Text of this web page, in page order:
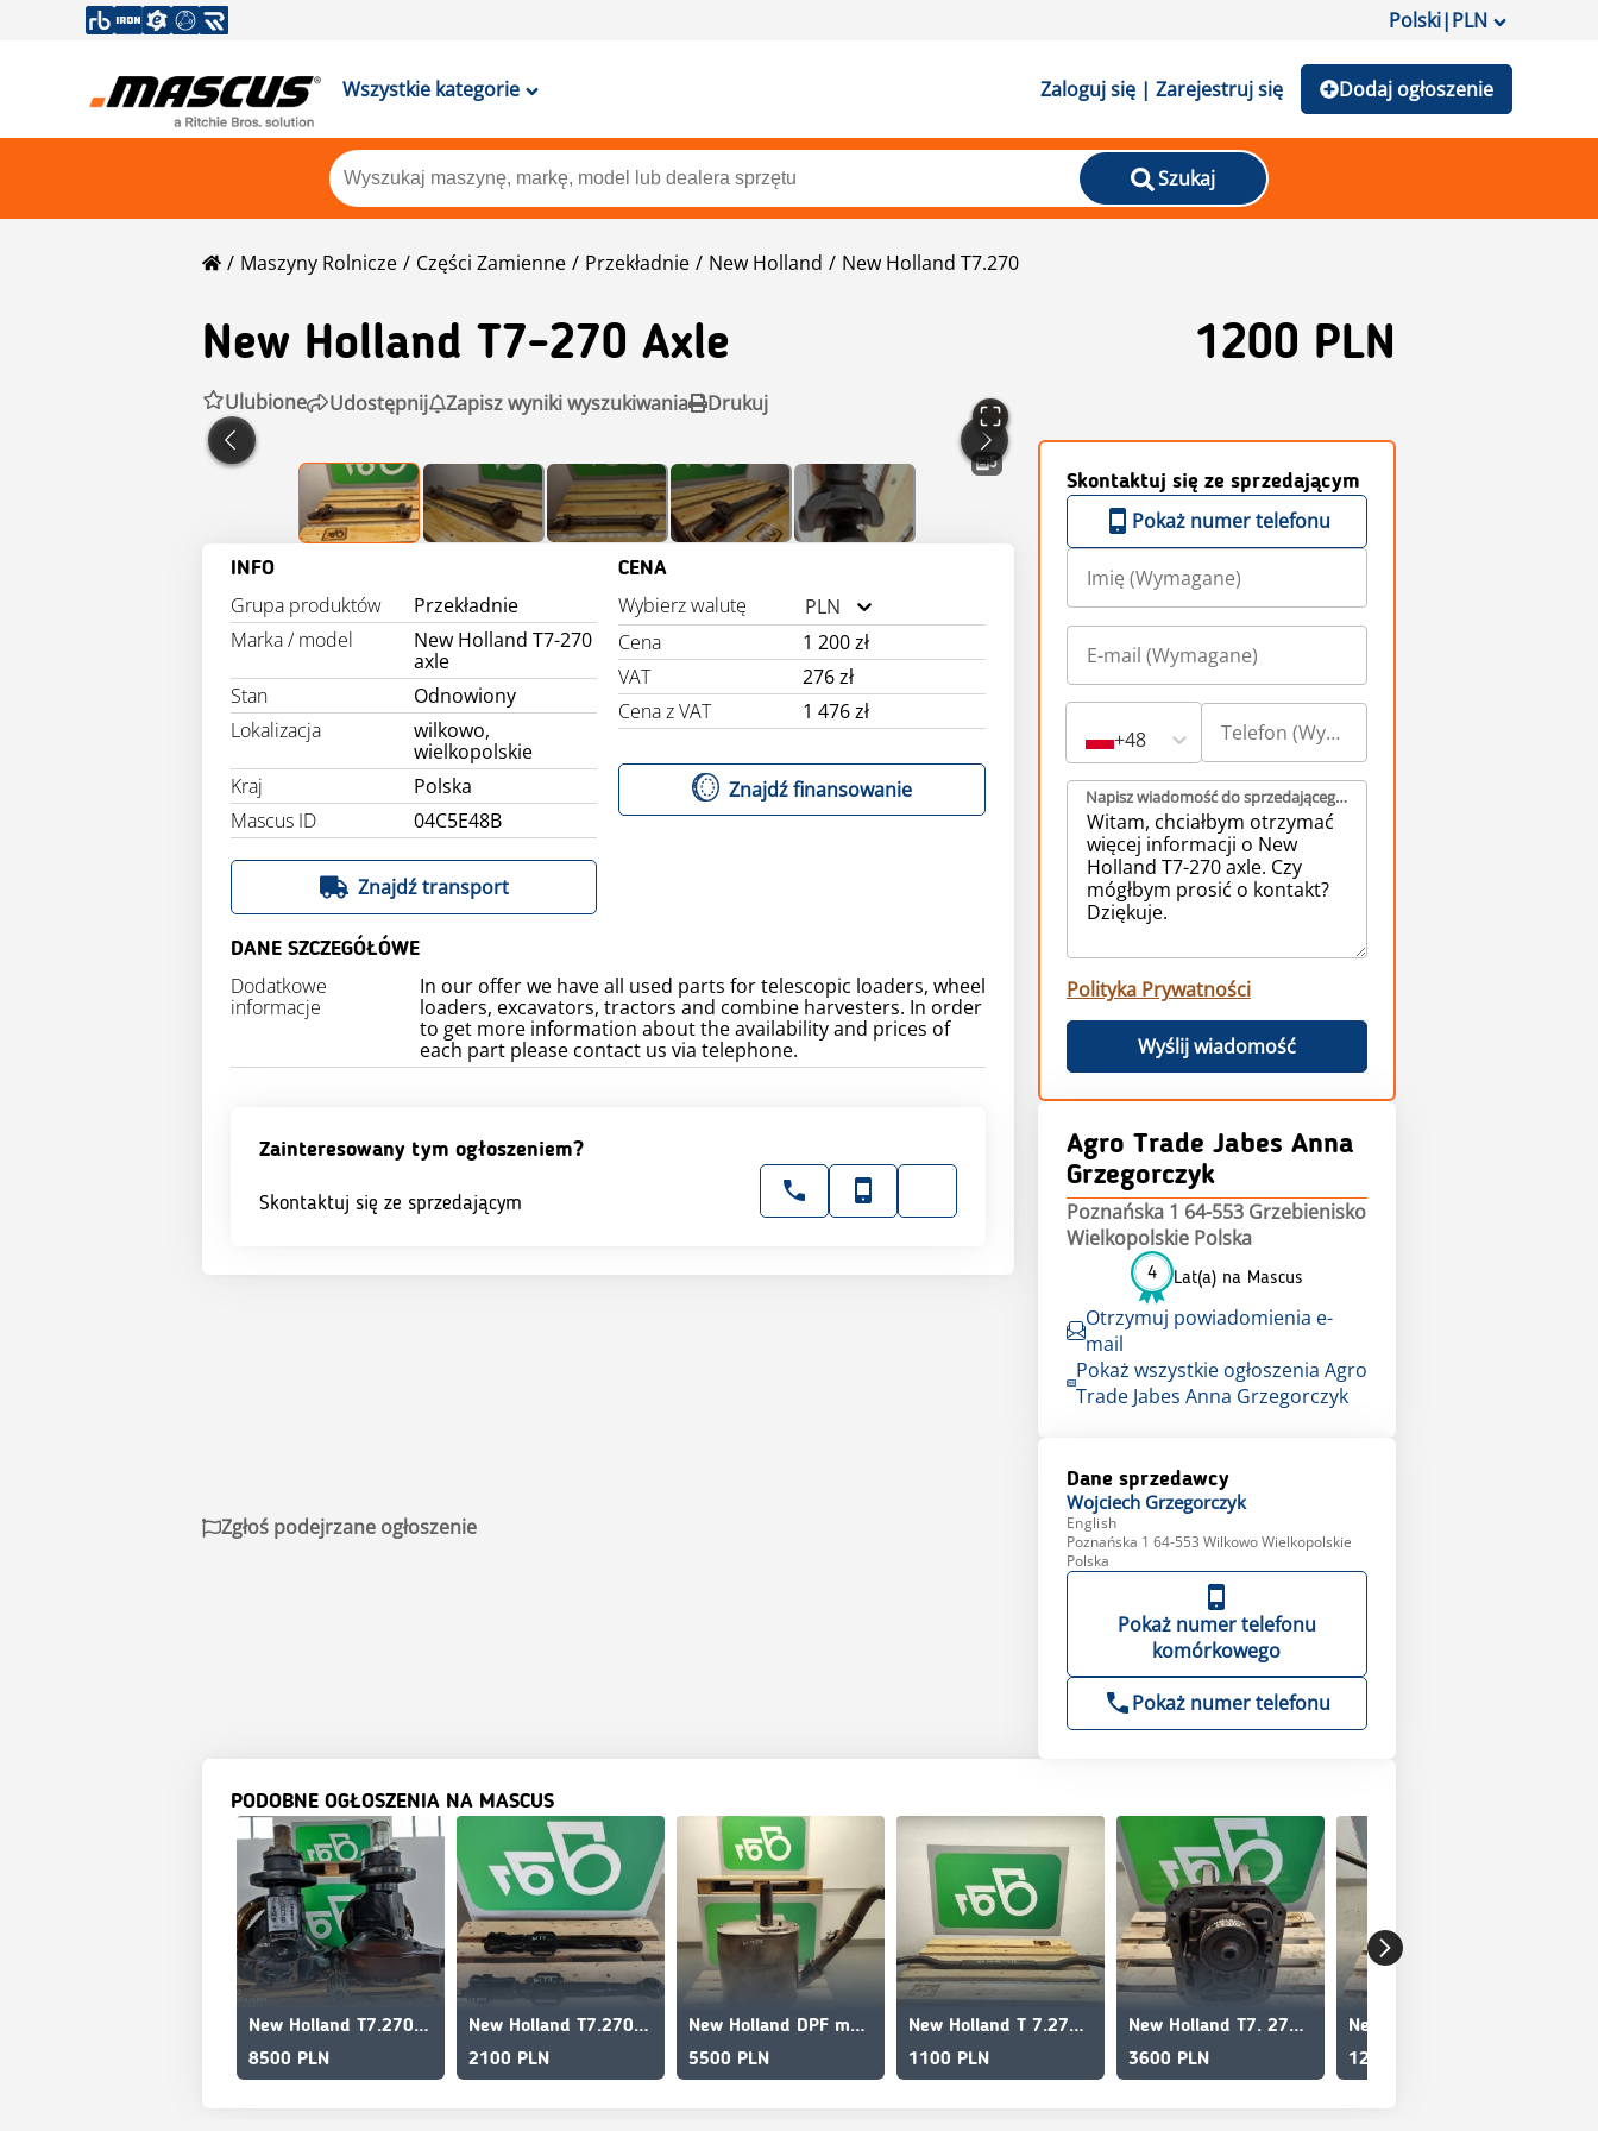
Polski|PLN
Wszystkie kategorie Zaloguj się | Zarejestruj się Dodaj ogłoszenie
Szukaj
Maszyny Rolnicze Części Zamienne Przekładnie New Holland New Holland T7.270
New Holland T7-270 Axle 1200 PLN
Ulubione Udostępnij Zapisz wyniki wyszukiwania Drukuj
5
INFO
Grupa produktów
Przekładnie
Marka / model
New Holland T7-270
axle
Stan
Odnowiony
Lokalizacja
wilkowo,
wielkopolskie
Kraj
Polska
Mascus ID
04C5E48B
CENA
Wybierz walutę
PLN
Cena
1 200 zł
VAT
276 zł
Cena z VAT
1 476 zł
Znajdź finansowanie
Znajdź transport
DANE SZCZEGÓŁÓWE
Dodatkowe
informacje
In our offer we have all used parts for telescopic loaders, wheel
loaders, excavators, tractors and combine harvesters. In order
to get more information about the availability and prices of
each part please contact us via telephone.
Zainteresowany tym ogłoszeniem?
Skontaktuj się ze sprzedającym
Skontaktuj się ze sprzedającym
Pokaż numer telefonu
+48
Napisz wiadomość do sprzedającego (Wymagane)
Polityka Prywatności
Wyślij wiadomość
Agro Trade Jabes Anna
Grzegorczyk
Poznańska 1 64-553 Grzebienisko
Wielkopolskie Polska
4 Lat(a) na Mascus
Otrzymuj powiadomienia e-
mail
Pokaż wszystkie ogłoszenia Agro
Trade Jabes Anna Grzegorczyk
Dane sprzedawcy
Wojciech Grzegorczyk
English
Poznańska 1 64-553 Wilkowo Wielkopolskie
Polska
Pokaż numer telefonu
komórkowego
Pokaż numer telefonu
Zgłoś podejrzane ogłoszenie
PODOBNE OGŁOSZENIA NA MASCUS
New Holland T7.270 Complete reduction gear 47471900 CNH
8500 PLN
New Holland T7.270 rear linkage hanger
2100 PLN
New Holland DPF muffler 84396513 NEW HOLLAND T7.270
5500 PLN
New Holland T 7.270 steering rod
1100 PLN
New Holland T7. 270 (84192850) case WOM
3600 PLN
12 900 PLN